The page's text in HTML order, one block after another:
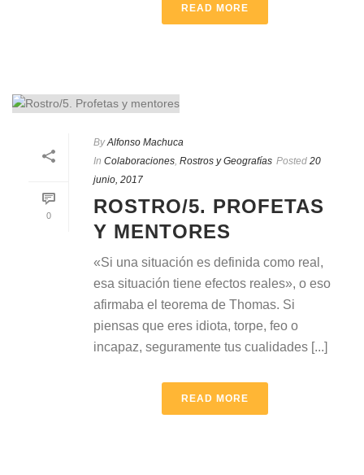
READ MORE
0
By Alfonso Machuca
In Colaboraciones Rostros y Geografías Posted 20
junio, 2017
ROSTRO/5. PROFETAS
Y MENTORES
«Si una situación es definida como real,
esa situación tiene efectos reales», o eso
afirmaba el teorema de Thomas. Si
piensas que eres idiota, torpe, feo o
incapaz, seguramente tus cualidades [...]
READ MORE